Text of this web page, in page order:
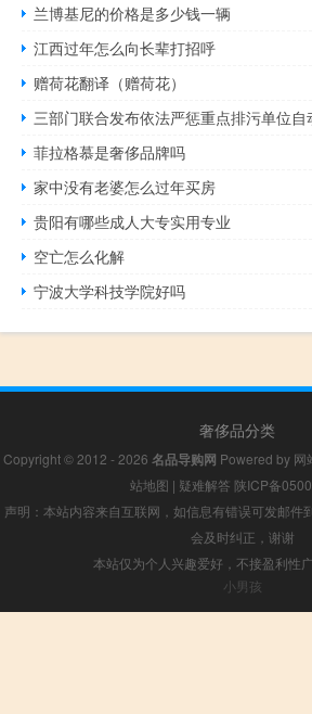
兰博基尼的价格是多少钱一辆
江西过年怎么向长辈打招呼
赠荷花翻译（赠荷花）
菲拉格慕是奢侈品牌吗
家中没有老婆怎么过年买房
贵阳有哪些成人大专实用专业
空亡怎么化解
宁波大学科技学院好吗
奢侈品分类
Copyright © 2012 - 2026 名品导购网 Powered by 网
站地图 | 疑难解答 陕ICP备
声明：本站内容来自互联网，如信息有错误可发邮件
会及时纠正，谢谢
本站仅为个人兴趣爱好，不接盈利性
小男孩